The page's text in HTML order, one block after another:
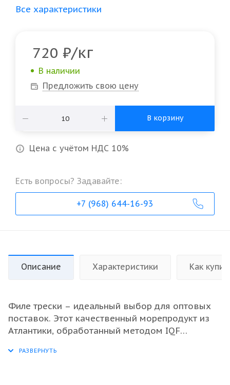
Все характеристики
720 ₽/кг
В наличии
Предложить свою цену
В корзину
Цена с учётом НДС 10%
Есть вопросы? Задавайте:
+7 (968) 644-16-93
Описание Характеристики Как
Филе трески – идеальный выбор для оптовых
поставок. Этот качественный морепродукт из
Атлантики, обработанный методом IQF
сохраняет все свои питательные вещества и